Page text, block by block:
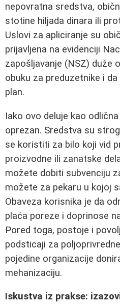
nepovratna sredstva,
stotine hiljada dinara ili
Uslovi za apliciranje su
prijavljena na evidenciji
zapošljavanje (NSZ) duže
obuku za preduzetnike i
plan.
Iako ovo deluje kao
oprezan. Sredstva su
se koristiti za bilo koji vid
proizvodne ili zanatske
možete dobiti subvenciju
možete za pekaru u kojoj
Obaveza korisnika je da
plaća poreze i doprinose
Pored toga, postoje i
podsticaji za
pojedine organizacije
mehanizaciju.
Iskustva iz prakse: